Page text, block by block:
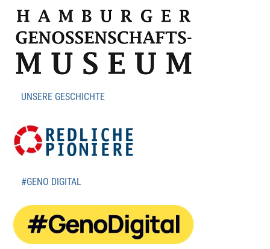
UNSERE GESCHICHTE
#GENO DIGITAL